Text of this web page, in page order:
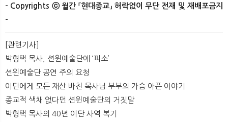
- Copyrights ⓒ 월간 「현대종교」 허락없이 무단 전재 및 재배포금지
-
[관련기사]
박형택 목사, 션윈예술단에 ‘피소’
션윈예술단 공연 주의 요청
이단에게 모든 재산 바친 목사님 부부의 가슴 아픈 이야기
종교적 색채 없다던 션윈예술단의 거짓말
박형택 목사의 40년 이단 사역 복기